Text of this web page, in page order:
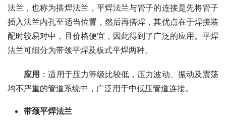
法兰，也称为搭焊法兰，平焊法兰与管子的连接是先将管子
插入法兰内孔至适当位置，然后再搭焊，其优点在于焊接装
配时较易对中，且价格便宜，因此得到了广泛的应用。平焊
法兰可细分为带颈平焊及板式平焊两种。
应用 ：适用于压力等级比较低，压力波动、振动及震荡
均不严重的管道系统中，广泛用于中低压管道连接。
带颈平焊法兰